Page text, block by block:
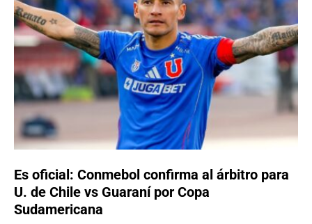
Es oficial: Conmebol confirma al árbitro para
U. de Chile vs Guaraní por Copa
Sudamericana